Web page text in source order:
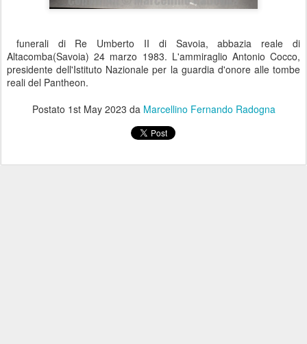
funerali di Re Umberto II di Savoia, abbazia reale di
Altacomba(Savoia) 24 marzo 1983. L'ammiraglio Antonio Cocco,
presidente dell'Istituto Nazionale per la guardia d'onore alle tombe
reali del Pantheon.
Postato 1st May 2023 da Marcellino Fernando Radogna